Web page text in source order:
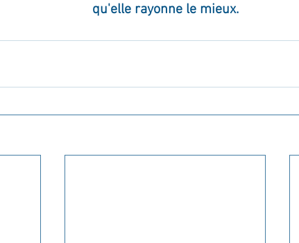
qu'elle rayonne le mieux.